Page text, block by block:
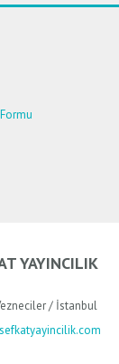
YAYINCILIK
/ İstanbul